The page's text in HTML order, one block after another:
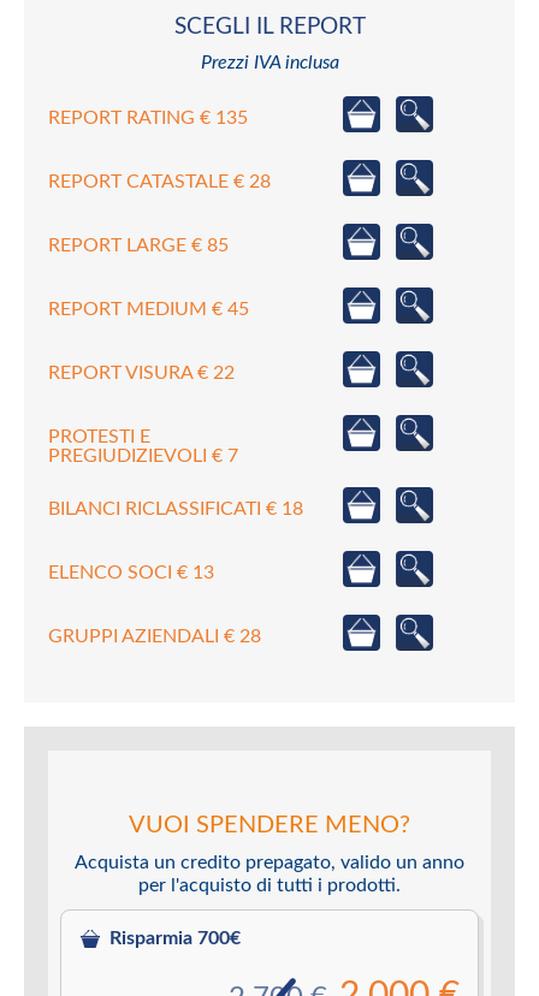
SCEGLI IL REPORT
Prezzi IVA inclusa
REPORT RATING € 135
REPORT CATASTALE € 28
REPORT LARGE € 85
REPORT MEDIUM € 45
REPORT VISURA € 22
PROTESTI E
PREGIUDIZIEVOLI € 7
BILANCI RICLASSIFICATI € 18
ELENCO SOCI € 13
GRUPPI AZIENDALI € 28
VUOI SPENDERE MENO?
Acquista un credito prepagato, valido un anno
per l'acquisto di tutti i prodotti.
Risparmia 700€